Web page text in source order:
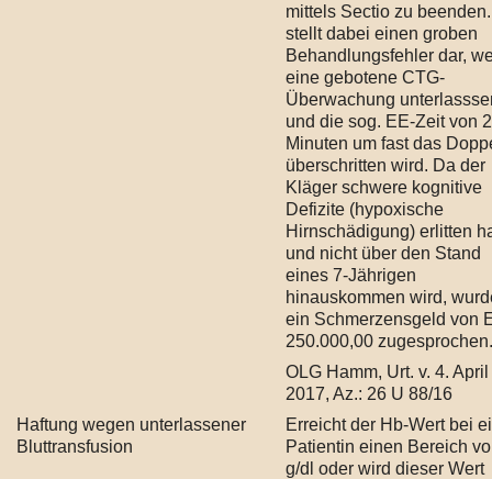
mittels Sectio zu
stellt dabei einen groben
Behandlungsfehler dar,
eine gebotene CTG-
Überwachung
und die sog. EE-Zeit von
Minuten um fast das
überschritten wird. Da der
Kläger schwere kognitive
Defizite (hypoxische
Hirnschädigung) erlitten
und nicht über den Stand
eines 7-Jährigen
hinauskommen wird,
ein Schmerzensgeld von
250.000,00 zugesprochen.
OLG Hamm, Urt. v. 4. April
2017, Az.: 26 U 88/16
Haftung wegen unterlassener
Bluttransfusion
Erreicht der Hb-Wert bei
Patientin einen Bereich
g/dl oder wird dieser Wert